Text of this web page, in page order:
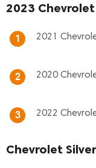
2023
1 2021
2 2020
3 2022
Chevrolet